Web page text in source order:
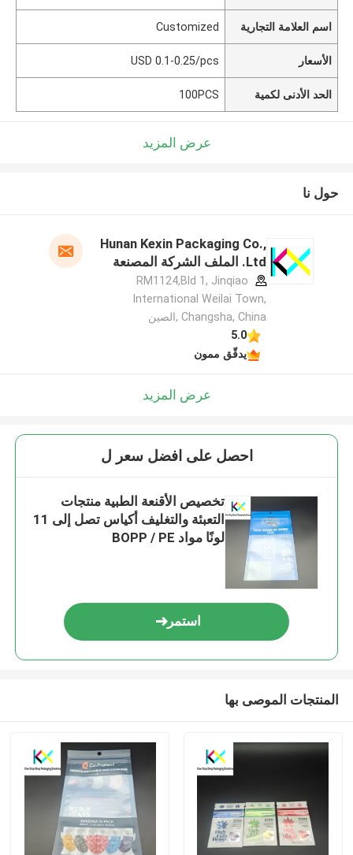
اسم العلامة التجارية Customized
الأسعار USD 0.1-0.25/pcs
الحد الأدنى لكمية 100PCS
عرض المزيد
حول نا
Hunan Kexin Packaging Co.,
Ltd. الملف الشركة المصنعة
RM1124,Bld 1, Jinqiao
International Weilai Town,
Changsha, China ,الصين
5.0
يدقّق ممون
عرض المزيد
احصل على افضل سعر ل
تخصيص الأقنعة الطبية منتجات
التعبئة والتغليف أكياس تصل إلى 11
لونًا مواد BOPP / PE
استمر
المنتجات الموصى بها